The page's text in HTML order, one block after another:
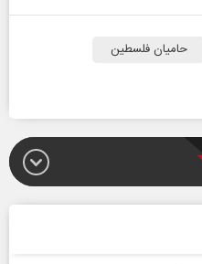
حامیان فلسطین